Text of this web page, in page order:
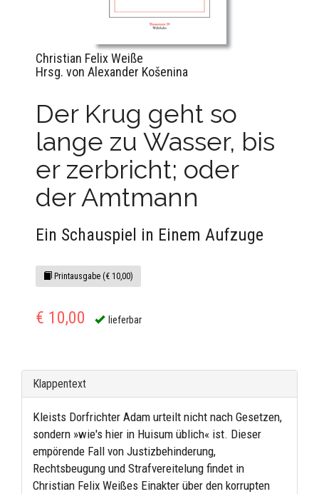
Christian Felix Weiße
Hrsg. von Alexander Košenina
Der Krug geht so
lange zu Wasser, bis
er zerbricht; oder
der Amtmann
Ein Schauspiel in Einem Aufzuge
Printausgabe (€ 10,00)
€ 10,00 lieferbar
Klappentext
Kleists Dorfrichter Adam urteilt nicht nach Gesetzen,
sondern »wie's hier in Huisum üblich« ist. Dieser
empörende Fall von Justizbehinderung,
Rechtsbeugung und Strafvereitelung findet in
Christian Felix Weißes Einakter über den korrupten